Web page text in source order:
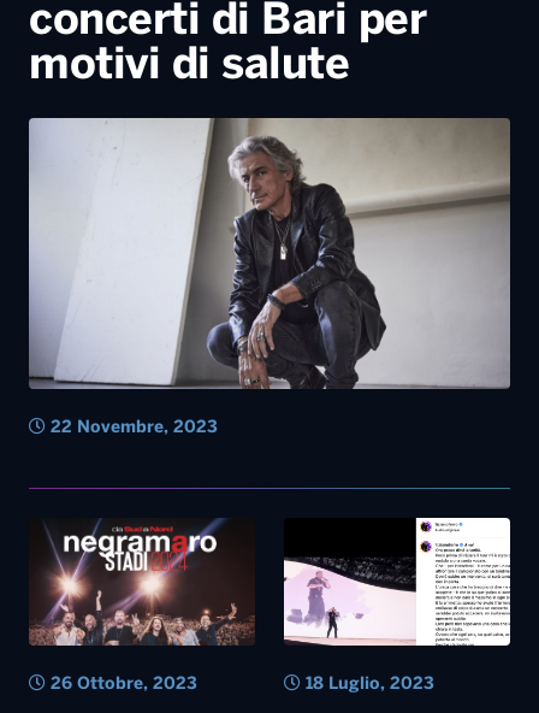
concerti di Bari per
motivi di salute
22 Novembre, 2023
26 Ottobre, 2023 18 Luglio, 2023